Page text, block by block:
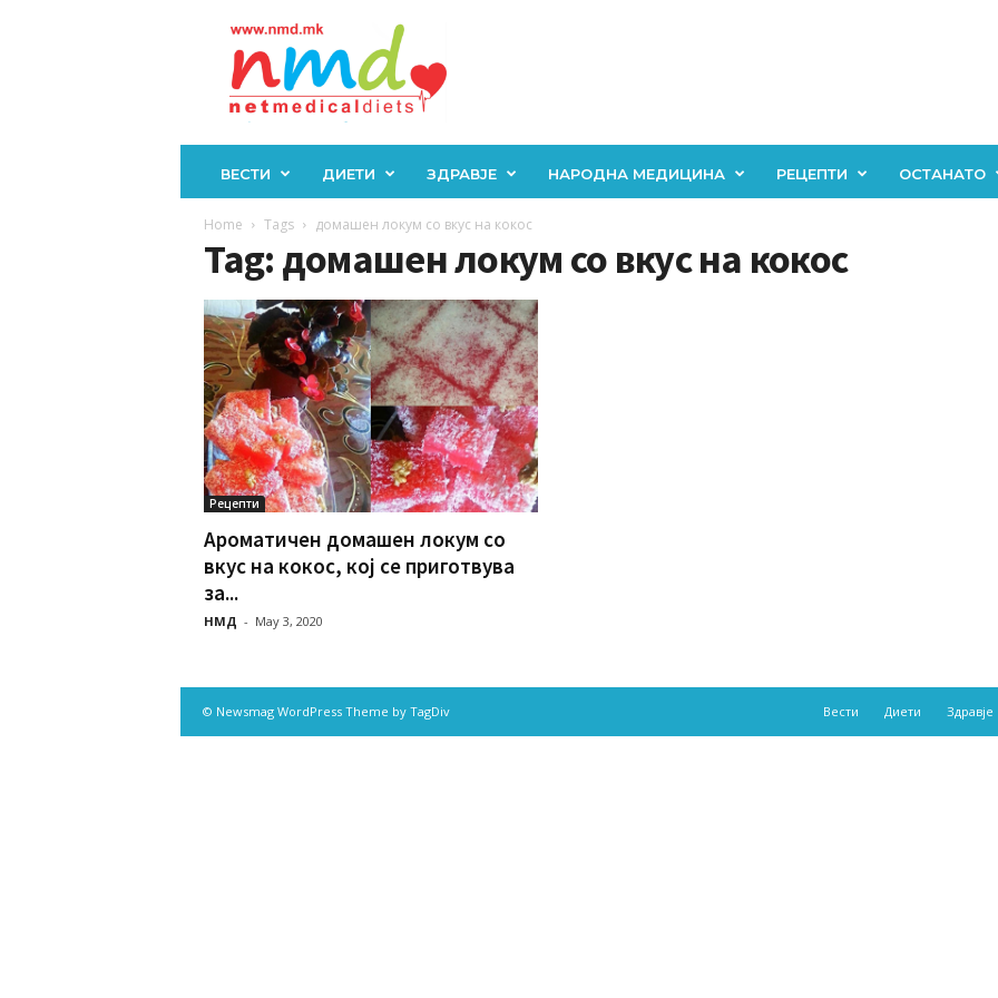
ВЕСТИ ДИЕТИ ЗДРАВЈЕ НАРОДНА МЕДИЦИНА РЕЦЕПТИ ОСТАНАТО
Home Tags домашен локум со вкус на кокос
Tag: домашен локум со вкус на кокос
Рецепти
Ароматичен домашен локум со
вкус на кокос, кој се приготвува
за...
НМД - May 3, 2020
Вести Диети Здравје
© Newsmag WordPress Theme by TagDiv